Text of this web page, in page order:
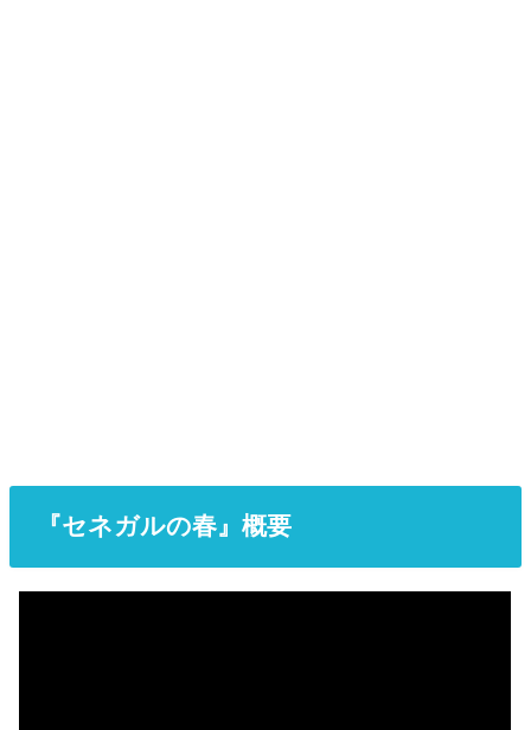
『セネガルの春』概要